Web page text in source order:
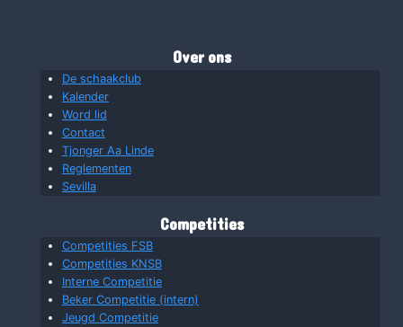
Over ons
De schaakclub
Kalender
Word lid
Contact
Tjonger Aa Linde
Reglementen
Sevilla
Competities
Competities FSB
Competities KNSB
Interne Competitie
Beker Competitie (intern)
Jeugd Competitie